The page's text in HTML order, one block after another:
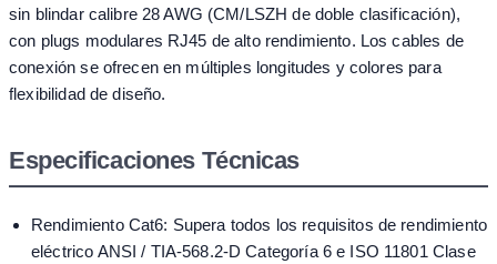
sin blindar calibre 28 AWG (CM/LSZH de doble clasificación),
con plugs modulares RJ45 de alto rendimiento. Los cables de
conexión se ofrecen en múltiples longitudes y colores para
flexibilidad de diseño.
Especificaciones Técnicas
Rendimiento Cat6: Supera todos los requisitos de rendimiento
eléctrico ANSI / TIA-568.2-D Categoría 6 e ISO 11801 Clase